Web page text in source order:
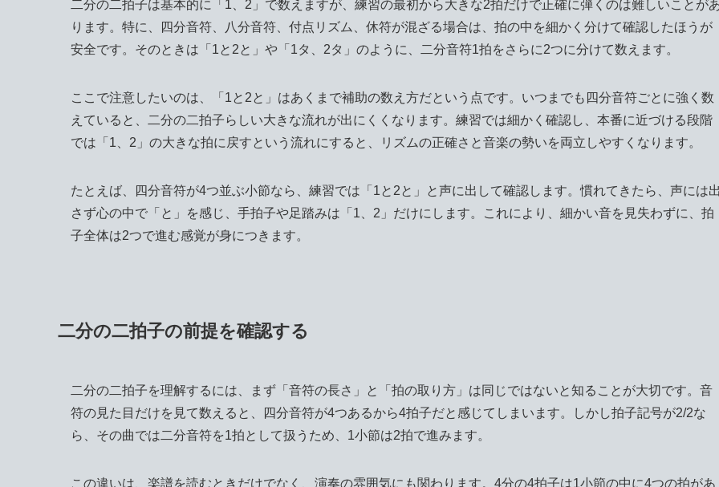
二分の二拍子は基本的に「1、2」で数えますが、練習の最初から大きな2拍だけで正確に弾くのは難しいことが
ります。特に、四分音符、八分音符、付点リズム、休符が混ざる場合は、拍の中を細かく分けて確認したほうが
安全です。そのときは「1と2と」や「1タ、2タ」のように、二分音符1拍をさらに2つに分けて数えます。
ここで注意したいのは、「1と2と」はあくまで補助の数え方だという点です。いつまでも四分音符ごとに強く数
えていると、二分の二拍子らしい大きな流れが出にくくなります。練習では細かく確認し、本番に近づける段階
では「1、2」の大きな拍に戻すという流れにすると、リズムの正確さと音楽の勢いを両立しやすくなります。
たとえば、四分音符が4つ並ぶ小節なら、練習では「1と2と」と声に出して確認します。慣れてきたら、声には
さず心の中で「と」を感じ、手拍子や足踏みは「1、2」だけにします。これにより、細かい音を見失わずに、拍
子全体は2つで進む感覚が身につきます。
二分の二拍子の前提を確認する
二分の二拍子を理解するには、まず「音符の長さ」と「拍の取り方」は同じではないと知ることが大切です。音
符の見た目だけを見て数えると、四分音符が4つあるから4拍子だと感じてしまいます。しかし拍子記号が2/2な
ら、その曲では二分音符を1拍として扱うため、1小節は2拍で進みます。
この違いは、楽譜を読むときだけでなく、演奏の雰囲気にも関わります。4分の4拍子は1小節の中に4つの拍があ